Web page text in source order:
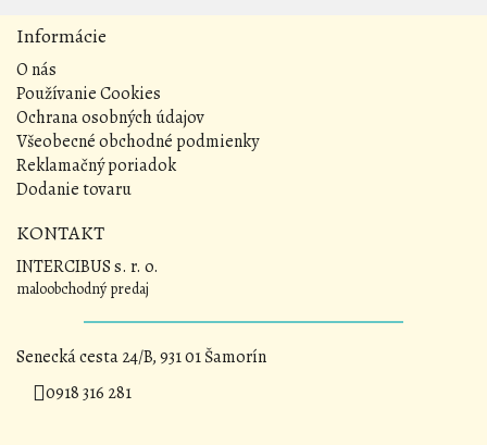
Informácie
O nás
Používanie Cookies
Ochrana osobných údajov
Všeobecné obchodné podmienky
Reklamačný poriadok
Dodanie tovaru
KONTAKT
INTERCIBUS s. r. o.
maloobchodný predaj
Senecká cesta 24/B, 931 01 Šamorín
0918 316 281